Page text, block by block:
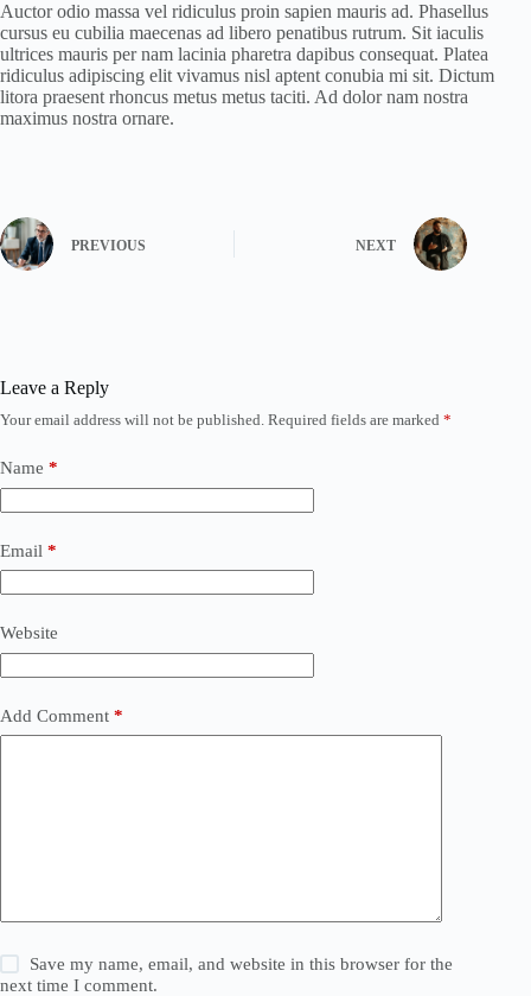
Auctor odio massa vel ridiculus proin sapien mauris ad. Phasellus
cursus eu cubilia maecenas ad libero penatibus rutrum. Sit iaculis
ultrices mauris per nam lacinia pharetra dapibus consequat. Platea
ridiculus adipiscing elit vivamus nisl aptent conubia mi sit. Dictum
litora praesent rhoncus metus metus taciti. Ad dolor nam nostra
maximus nostra ornare.
PREVIOUS NEXT
Leave a Reply
Your email address will not be published. Required fields are marked *
Name *
Email *
Website
Add Comment *
Save my name, email, and website in this browser for the
next time I comment.